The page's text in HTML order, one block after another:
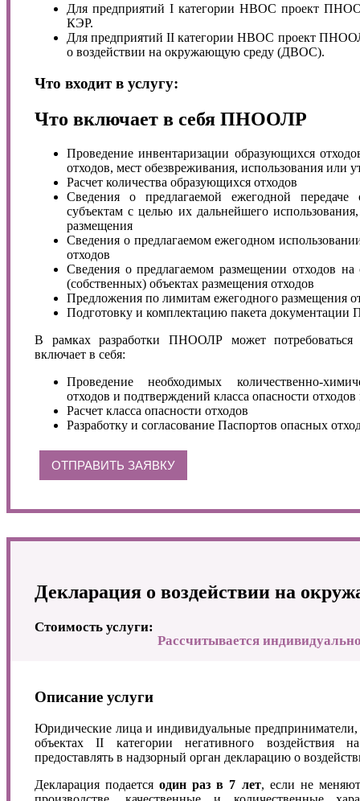
Для предприятий I категории НВОС проект
КЭР.
Для предприятий II категории НВОС проект
о воздействии на окружающую среду (ДВОС).
Что входит в услугу:
Что включает в себя ПНООЛР
Проведение инвентаризации образующихся
отходов, мест обезвреживания, использования или
Расчет количества образующихся отходов
Сведения о предлагаемой ежегодной передаче
субъектам с целью их дальнейшего
размещения
Сведения о предлагаемом ежегодном
отходов
Сведения о предлагаемом размещении отходов на
(собственных) объектах размещения отходов
Предложения по лимитам ежегодного размещения
Подготовку и комплектацию пакета
В рамках разработки ПНООЛР может потребоваться
включает в себя:
Проведение необходимых количественно-
отходов и подтверждений класса опасности
Расчет класса опасности отходов
Разработку и согласование Паспортов опасных
ОТПРАВИТЬ ЗАЯВКУ
Декларация о воздействии на
Стоимость услуги:
Рассчитывается
Описание услуги
Юридические лица и индивидуальные предприниматели,
объектах II категории негативного воздействия
предоставлять в надзорный орган декларацию о
Декларация подаетсяодин раз в 7 лет, если не